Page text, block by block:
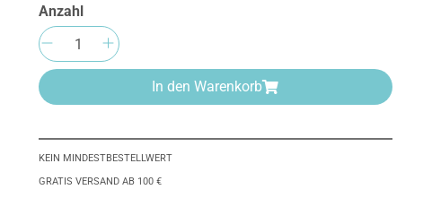
Anzahl
Produkt Anzahl: Gib den gewünschten
In den Warenkorb
KEIN MINDESTBESTELLWERT
GRATIS VERSAND AB 100 €